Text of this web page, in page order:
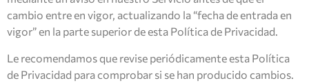
cambio entre en vigor, actualizando la “fecha de entrada en
vigor” en la parte superior de esta Política de Privacidad.
Le recomendamos que revise periódicamente esta Política
de Privacidad para comprobar si se han producido cambios.